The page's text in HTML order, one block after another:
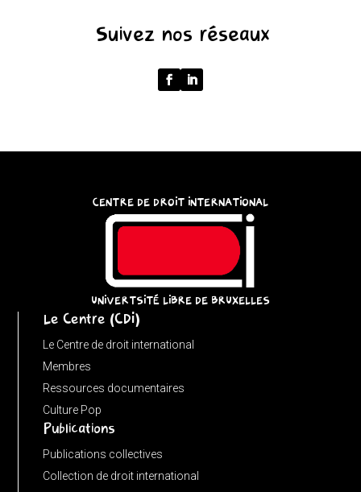
input
URL(input,
window.location.href);
Suivez nos réseaux
CENTRE DE DROIT INTERNATIONAL
UNIVERTSITÉ LIBRE DE BRUXELLES
Le Centre (CDI)
Le Centre de droit international
Membres
Ressources documentaires
Culture Pop
Publications
Publications collectives
Collection de droit international